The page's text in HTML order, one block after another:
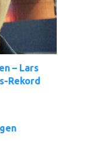
– Lars
Rekord